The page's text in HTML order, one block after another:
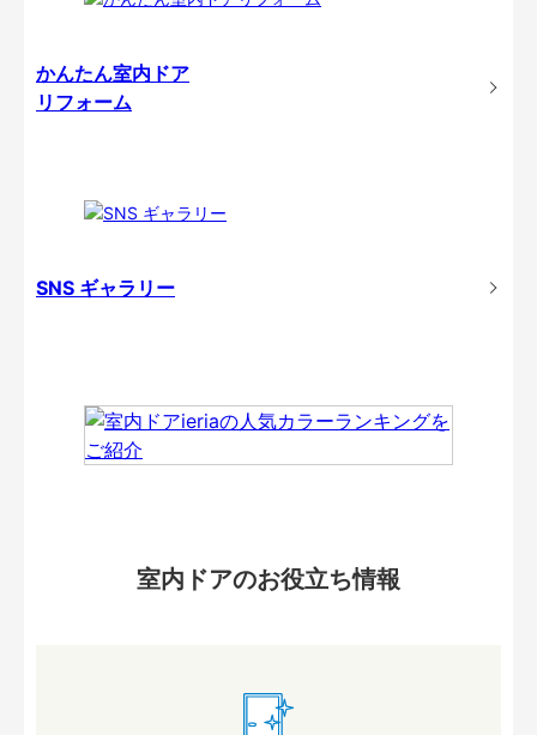
かんたん室内ドア
リフォーム
SNS ギャラリー
室内ドアのお役立ち情報